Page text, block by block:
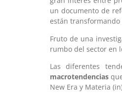
un documento de
están
Fruto de una
rumbo del sector en
Las diferentes
macrotendencias
New Era y Materia